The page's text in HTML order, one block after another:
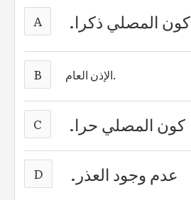
A كون المصلي ذكرا.
B الإذن العام.
C كون المصلي حرا.
D عدم وجود العذر.